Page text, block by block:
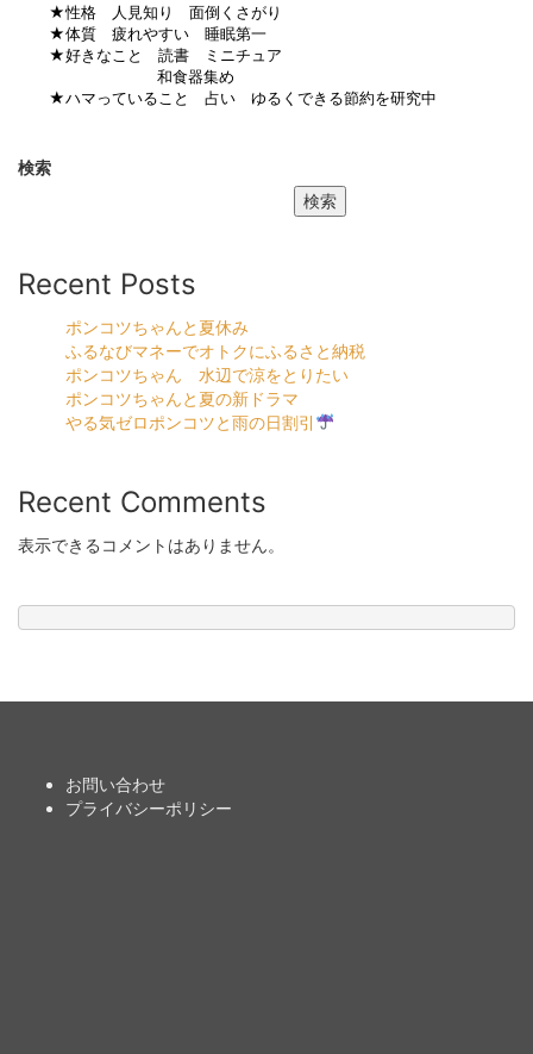
★性格 人見知り 面倒くさがり
★体質 疲れやすい 睡眠第一
★好きなこと 読書 ミニチュア
和食器集め
★ハマっていること 占い ゆるくできる節約を研究中
検索
検索
Recent Posts
ポンコツちゃんと夏休み
ふるなびマネーでオトクにふるさと納税
ポンコツちゃん 水辺で涼をとりたい
ポンコツちゃんと夏の新ドラマ
やる気ゼロポンコツと雨の日割引
Recent Comments
表示できるコメントはありません。
お問い合わせ
プライバシーポリシー